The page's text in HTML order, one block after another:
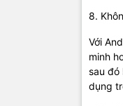
8.
Với
minh
sau đó
dụng